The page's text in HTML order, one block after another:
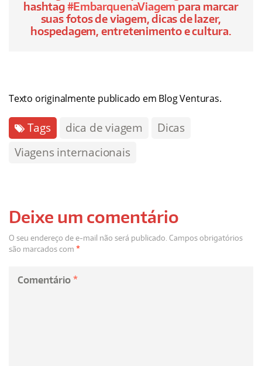
hashtag#EmbarquenaViagem para marcar
suas fotos de viagem, dicas de lazer,
hospedagem, entretenimento e cultura.
Texto originalmente publicado em Blog Venturas.
Tags dica de viagem
Dicas
Viagens internacionais
Deixe um comentário
O seu endereço de e-mail não será publicado. Campos obrigatórios
são marcados com *
Comentário *